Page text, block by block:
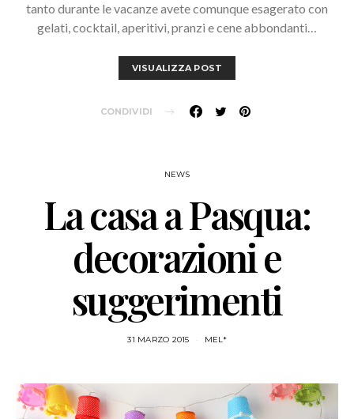
tanto durante le vacanze avete comunque esagerato con
gelati, cocktail, aperitivi, pranzi e cene abbondanti…
VISUALIZZA POST
CONDIVIDI
NEWS
La casa a Pasqua:
decorazioni e
suggerimenti
31 MARZO 2015 MEL*